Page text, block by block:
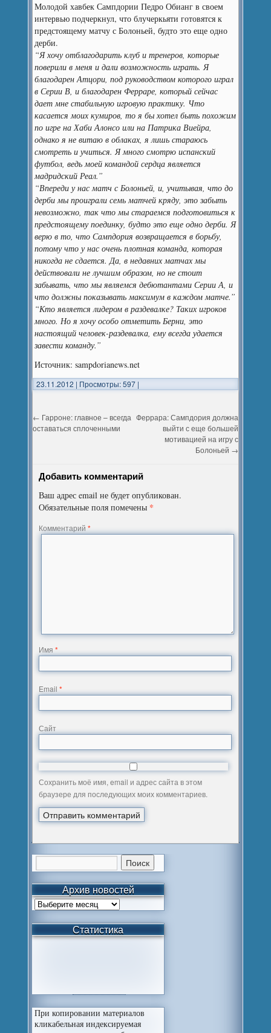
Молодой хавбек Сампдории Педро Обианг в своем
интервью подчеркнул, что блучеркьяти готовятся к
предстоящему матчу с Болоньей, будто это еще одно
дерби.
“Я хочу отблагодарить клуб и тренеров, которые
поверили в меня и дали возможность играть. Я
благодарен Атцори, под руководством которого играл
в Серии В, и благодарен Ферраре, который сейчас
дает мне стабильную игровую практику. Что
касается моих кумиров, то я бы хотел быть похожим
по игре на Хаби Алонсо или на Патрика Виейра,
однако я не витаю в облаках, я лишь стараюсь
смотреть и учиться. Я много смотрю испанский
футбол, ведь моей командой сердца является
мадридский Реал.”
“Впереди у нас матч с Болоньей, и, учитывая, что до
дерби мы проиграли семь матчей кряду, это забыть
невозможно, так что мы стараемся подготовиться к
предстоящему поединку, будто это еще одно дерби. Я
верю в то, что Сампдория возвращается в борьбу,
потому что у нас очень плотная команда, которая
никогда не сдается. Да, в недавних матчах мы
действовали не лучшим образом, но не стоит
забывать, что мы являемся дебютантами Серии А, и
что должны показывать максимум в каждом матче.”
“Кто является лидером в раздевалке? Таких игроков
много. Но я хочу особо отметить Берни, это
настоящий человек-раздевалка, ему всегда удается
завести команду.”
Источник: sampdorianews.net
23.11.2012 | Просмотры: 597 |
← Гарроне: главное – всегда
оставаться сплоченными
Феррара: Сампдория должна
выйти с еще большей
мотивацией на игру с
Болоньей →
Добавить комментарий
Ваш адрес email не будет опубликован.
Обязательные поля помечены *
Комментарий*
Имя*
Email*
Сайт
Сохранить моё имя, email и адрес сайта в этом
браузере для последующих моих комментариев.
Архив новостей
Статистика
При копировании материалов
кликабельная индексируемая